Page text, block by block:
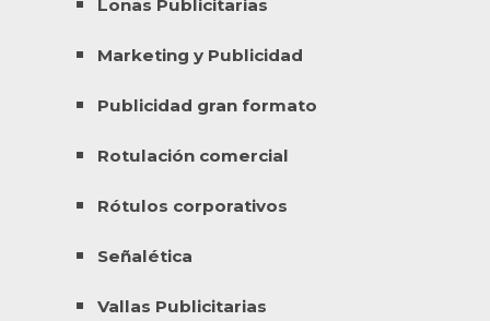
Lonas Publicitarias
Marketing y Publicidad
Publicidad gran formato
Rotulación comercial
Rótulos corporativos
Señalética
Vallas Publicitarias